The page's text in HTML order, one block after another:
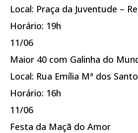
Local: Praça da Juventude –
Horário: 19h
11/06
Maior 40 com Galinha do
Local: Rua Emília Mª dos
Horário: 16h
11/06
Festa da Maçã do Amor